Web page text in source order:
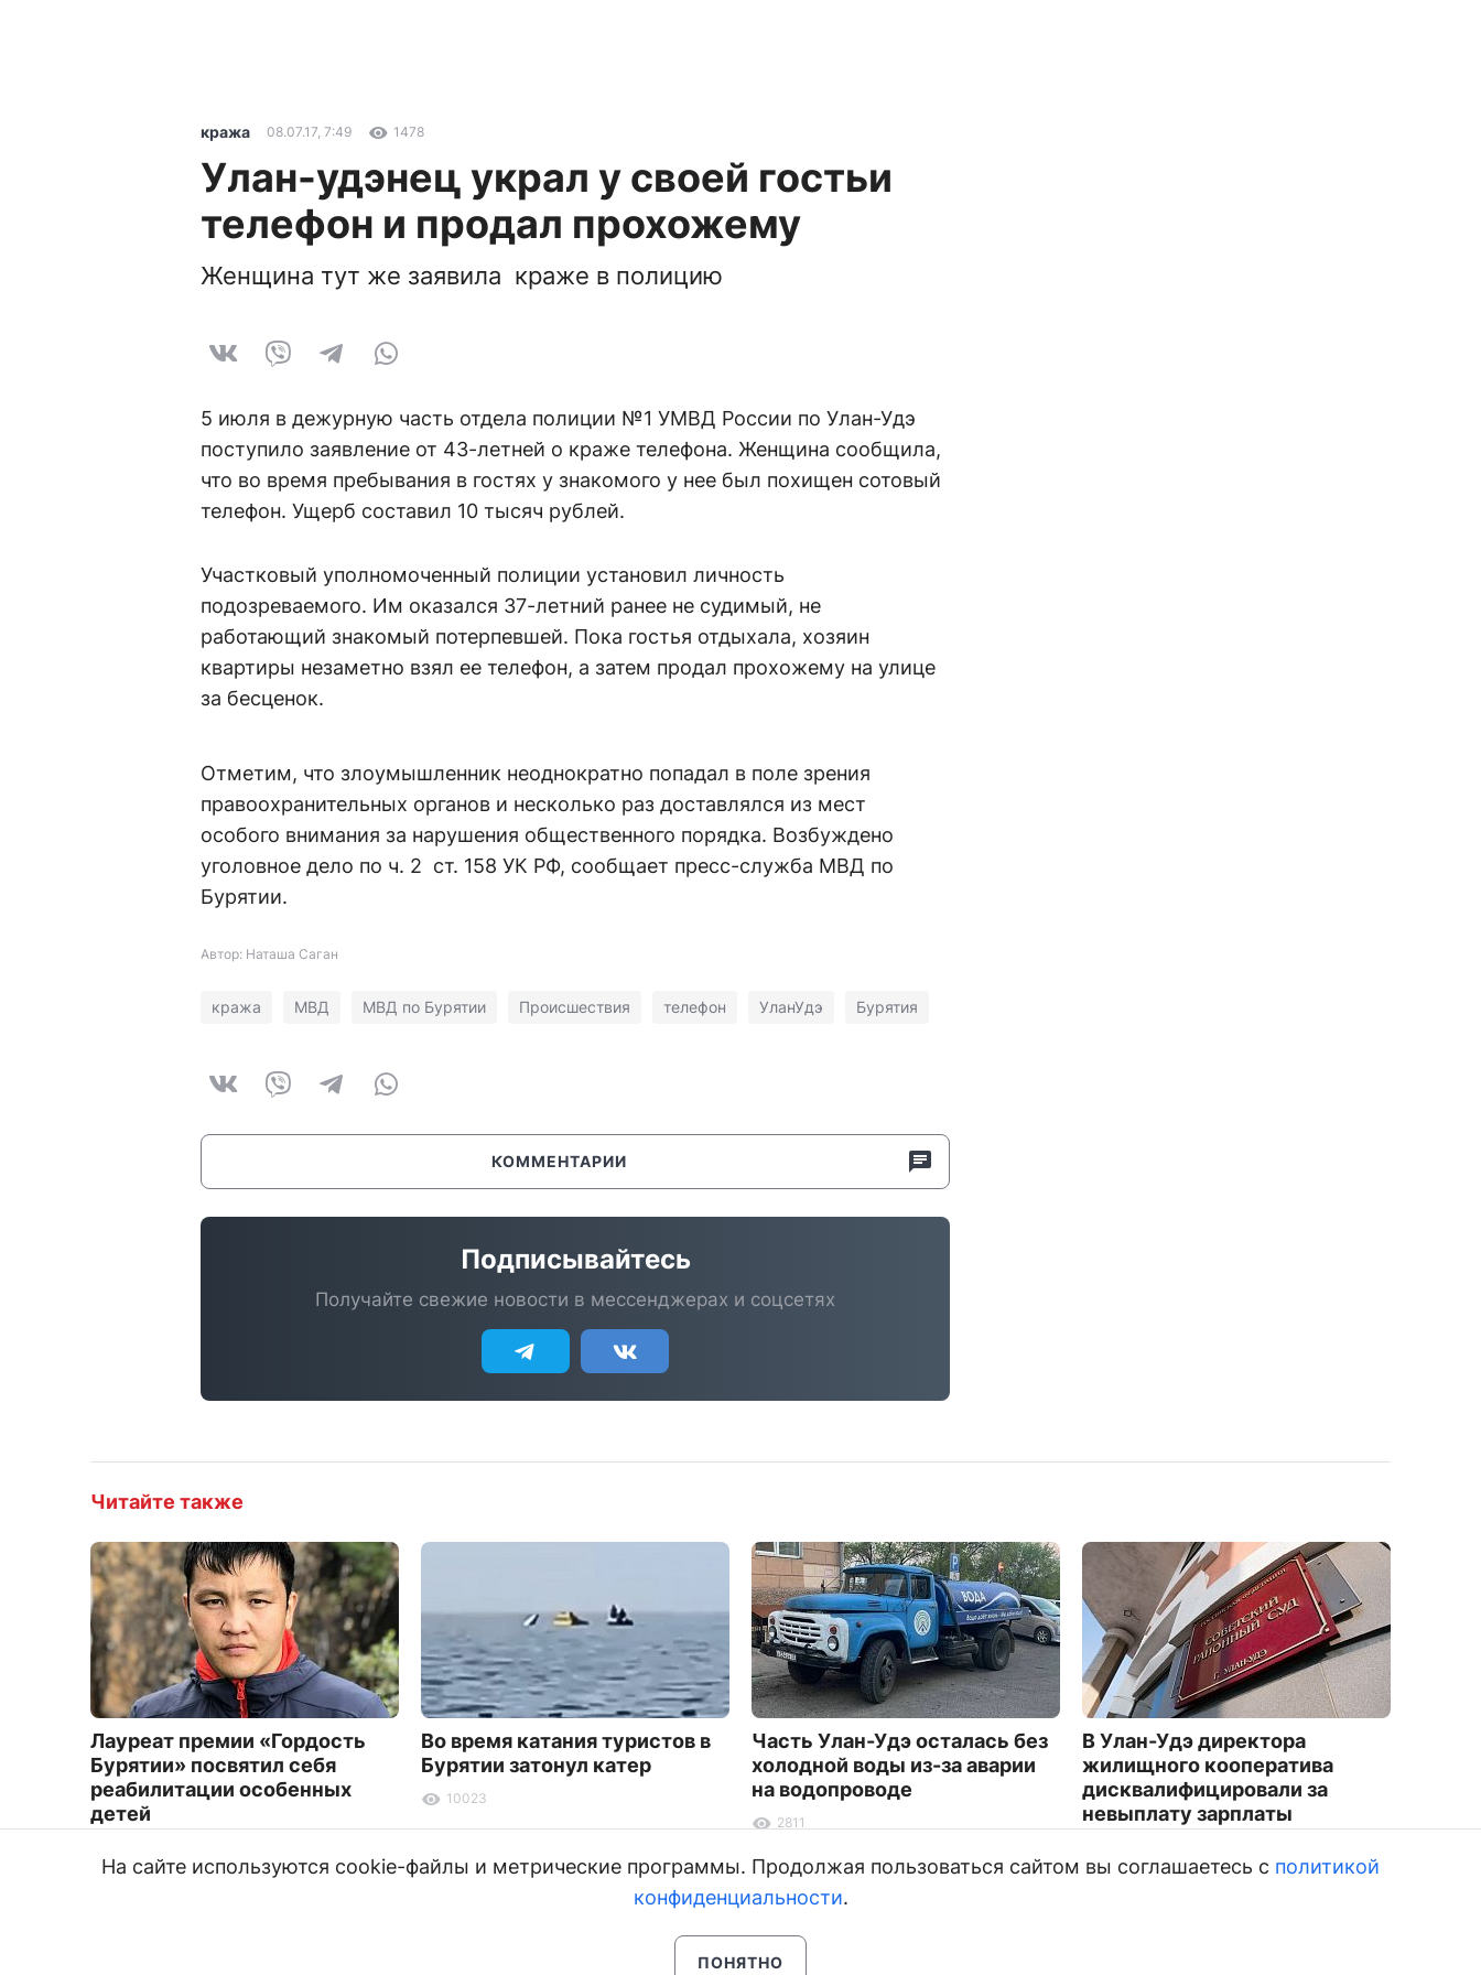
кража 08.07.17, 7:49 1478
Улан-удэнец украл у своей гостьи
телефон и продал прохожему
Женщина тут же заявила краже в полицию
5 июля в дежурную часть отдела полиции №1 УМВД России по Улан-Удэ
поступило заявление от 43-летней о краже телефона. Женщина сообщила,
что во время пребывания в гостях у знакомого у нее был похищен сотовый
телефон. Ущерб составил 10 тысяч рублей.
Участковый уполномоченный полиции установил личность
подозреваемого. Им оказался 37-летний ранее не судимый, не
работающий знакомый потерпевшей. Пока гостья отдыхала, хозяин
квартиры незаметно взял ее телефон, а затем продал прохожему на улице
за бесценок.
Отметим, что злоумышленник неоднократно попадал в поле зрения
правоохранительных органов и несколько раз доставлялся из мест
особого внимания за нарушения общественного порядка. Возбуждено
уголовное дело по ч. 2 ст. 158 УК РФ, сообщает пресс-служба МВД по
Бурятии.
Автор: Наташа Саган
кража МВД МВД по Бурятии Происшествия телефон УланУдэ Бурятия
КОММЕНТАРИИ
Подписывайтесь
Получайте свежие новости в мессенджерах и соцсетях
Читайте также
Лауреат премии «Гордость
Бурятии» посвятил себя
реабилитации особенных
детей
Во время катания туристов в
Бурятии затонул катер
10023
Часть Улан-Удэ осталась без
холодной воды из-за аварии
на водопроводе
2811
В Улан-Удэ директора
жилищного кооператива
дисквалифицировали за
невыплату зарплаты
На сайте используются cookie-файлы и метрические программы. Продолжая пользоваться сайтом вы соглашаетесь с политикой
конфиденциальности.
ПОНЯТНО